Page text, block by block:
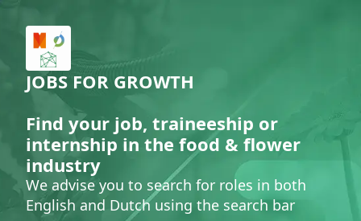
JOBS FOR GROWTH
Find your job, traineeship or
internship in the food & flower
industry
We advise you to search for roles in both
English and Dutch using the search bar